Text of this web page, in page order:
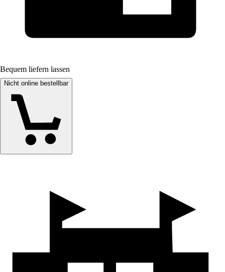
Bequem liefern lassen
Nicht online bestellbar